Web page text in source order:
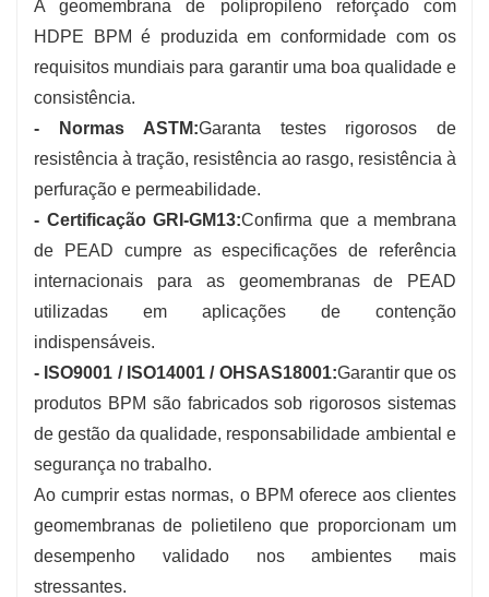
A geomembrana de polipropileno reforçado com
HDPE BPM é produzida em conformidade com os
requisitos mundiais para garantir uma boa qualidade e
consistência.
- Normas ASTM:Garanta testes rigorosos de
resistência à tração, resistência ao rasgo, resistência à
perfuração e permeabilidade.
- Certificação GRI-GM13:Confirma que a membrana
de PEAD cumpre as especificações de referência
internacionais para as geomembranas de PEAD
utilizadas em aplicações de contenção
indispensáveis.
- ISO9001 / ISO14001 / OHSAS18001:Garantir que os
produtos BPM são fabricados sob rigorosos sistemas
de gestão da qualidade, responsabilidade ambiental e
segurança no trabalho.
Ao cumprir estas normas, o BPM oferece aos clientes
geomembranas de polietileno que proporcionam um
desempenho validado nos ambientes mais
stressantes.